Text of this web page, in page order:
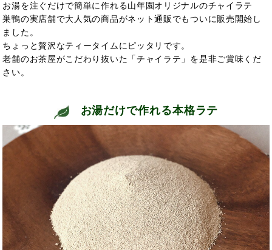
お湯を注ぐだけで簡単に作れる山年園オリジナルのチャイラテ
巣鴨の実店舗で大人気の商品がネット通販でもついに販売開始し
ました。
ちょっと贅沢なティータイムにピッタリです。
老舗のお茶屋がこだわり抜いた「チャイラテ」を是非ご賞味くだ
さい。
お湯だけで作れる本格ラテ